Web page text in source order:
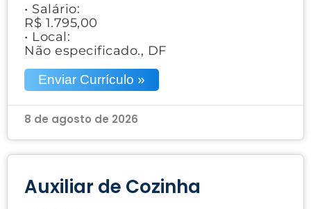
• Salário:
R$ 1.795,00
• Local:
Não especificado., DF
Enviar Currículo »
8 de agosto de 2026
Auxiliar de Cozinha